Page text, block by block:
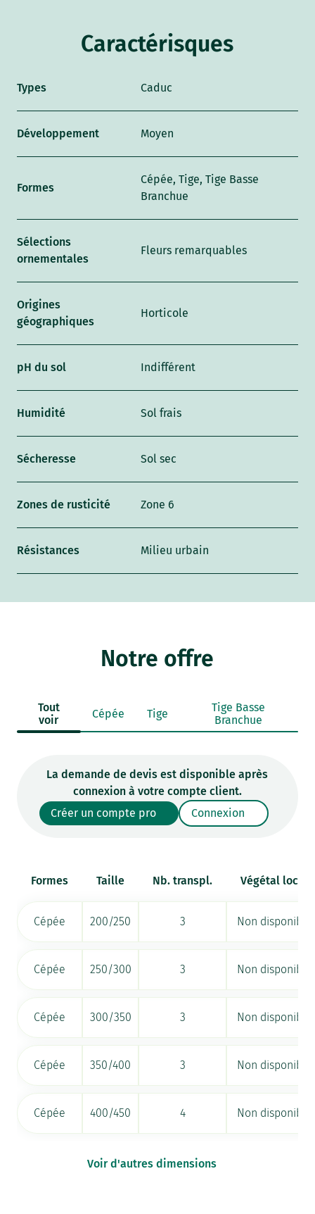
Caractérisques
Types Caduc
Développement Moyen
Formes
Cépée, Tige, Tige Basse
Branchue
Sélections
ornementales
Fleurs remarquables
Origines
géographiques
Horticole
pH du sol Indifférent
Humidité Sol frais
Sécheresse Sol sec
Zones de rusticité Zone 6
Résistances Milieu urbain
Notre offre
Tout
voir
Cépée Tige
Tige Basse
Branchue
La demande de devis est disponible après
connexion à votre compte client.
Créer un compte pro
Connexion
Formes Taille Nb. transpl. Végétal local
Cépée 200/250 3 Non disponible
Cépée 250/300 3 Non disponible
Cépée 300/350 3 Non disponible
Cépée 350/400 3 Non disponible
Cépée 400/450 4 Non disponible
Voir d'autres dimensions